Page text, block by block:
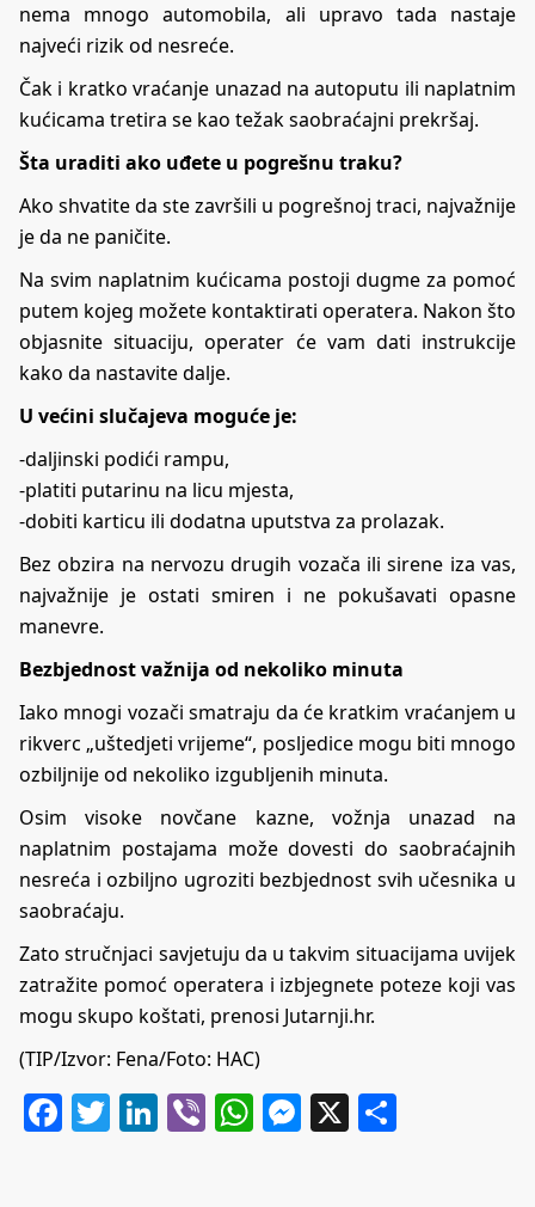
nema mnogo automobila, ali upravo tada nastaje
najveći rizik od nesreće.
Čak i kratko vraćanje unazad na autoputu ili naplatnim
kućicama tretira se kao težak saobraćajni prekršaj.
Šta uraditi ako uđete u pogrešnu traku?
Ako shvatite da ste završili u pogrešnoj traci, najvažnije
je da ne paničite.
Na svim naplatnim kućicama postoji dugme za pomoć
putem kojeg možete kontaktirati operatera. Nakon što
objasnite situaciju, operater će vam dati instrukcije
kako da nastavite dalje.
U većini slučajeva moguće je:
-daljinski podići rampu,
-platiti putarinu na licu mjesta,
-dobiti karticu ili dodatna uputstva za prolazak.
Bez obzira na nervozu drugih vozača ili sirene iza vas,
najvažnije je ostati smiren i ne pokušavati opasne
manevre.
Bezbjednost važnija od nekoliko minuta
Iako mnogi vozači smatraju da će kratkim vraćanjem u
rikverc „uštedjeti vrijeme“, posljedice mogu biti mnogo
ozbiljnije od nekoliko izgubljenih minuta.
Osim visoke novčane kazne, vožnja unazad na
naplatnim postajama može dovesti do saobraćajnih
nesreća i ozbiljno ugroziti bezbjednost svih učesnika u
saobraćaju.
Zato stručnjaci savjetuju da u takvim situacijama uvijek
zatražite pomoć operatera i izbjegnete poteze koji vas
mogu skupo koštati, prenosi Jutarnji.hr.
(TIP/Izvor: Fena/Foto: HAC)
Facebook
Twitter
LinkedIn
ViberWhatsApp
Messenger
X